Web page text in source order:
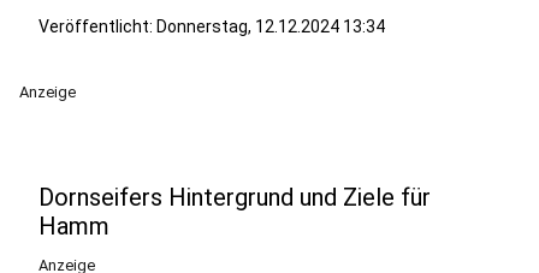
Veröffentlicht: Donnerstag, 12.12.2024 13:34
Anzeige
Dornseifers Hintergrund und Ziele für
Hamm
Anzeige